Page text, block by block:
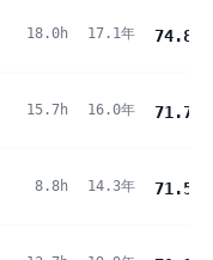
18.0h 17.1年 74.8
15.7h 16.0年 71.7
8.8h 14.3年 71.5